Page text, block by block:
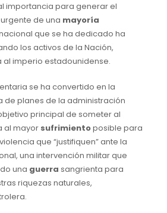
importancia para generar el
de una mayoría
que se ha dedicado ha
los activos de la Nación,
al imperio estadounidense.
se ha convertido en la
de planes de la administración
principal de someter al
al mayor sufrimientoposible para
que “justifiquen” ante la
una intervención militar que
una guerra sangrienta para
riquezas naturales,